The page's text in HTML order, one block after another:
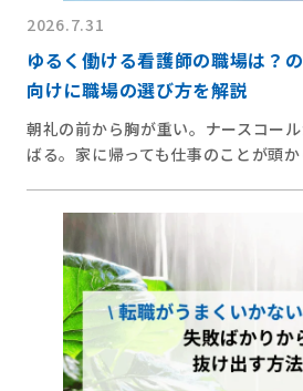
2026.7.31
ゆるく働ける看護師の職場は？
向けに職場の選び方を解説
朝礼の前から胸が重い。ナースコー
ばる。家に帰っても仕事のことが頭